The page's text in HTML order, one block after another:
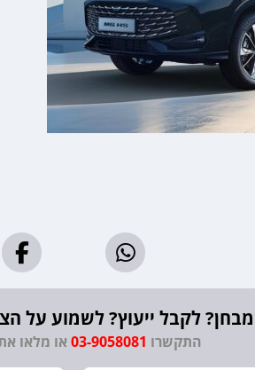
מבחן? לקבל ייעוץ? לשמוע
התקשרו 03-9058081 או מלאו